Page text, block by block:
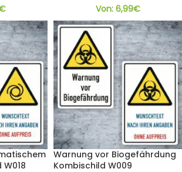
Von: 6,99€
Warnung vor Biogefährdung
Kombischild W009